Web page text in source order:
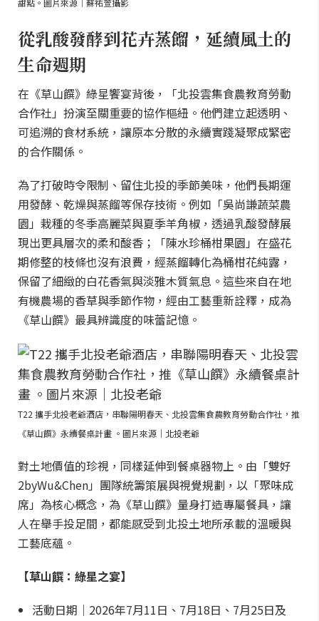
甜點。圖片來源｜蘇祐萱攝影
從乳酸發酵到花卉蒸餾，延續風土的
生命週期
在《草山饌》綠星饗宴背後，「北投雲集食農教育勞動
合作社」扮演至關重要的協作樞紐。他們建立起透明、
可追溯的食材系統，讓原本分散的永續實踐凝聚成緊密
的合作關係。
為了打破時令限制、留住北投的季節美味，他們長期運
用發酵、乾燥與蒸餾等保存技術。例如「吳尚謙蔬菜農
園」栽種的冬季高麗菜與夏季羊角椒，透過乳酸發酵展
現出更具層次的柔和酸香；「陳水珍桶柑果園」在盛花
期修整的枝條也沒有浪費，經蒸餾轉化為桶柑花純露，
保留了細緻的白花香氣與淡雅木質氣息。這些來自在地
有機農場的香草與季節作物，經由工藝重新詮釋，成為
《草山饌》最具辨識度的味蕾記憶。
T22 攜手北投老爺酒店，串聯陽明春天、北投雲集食農教育勞動合作社，推
《草山饌》永續餐桌計畫 。圖片來源｜北投老爺
對土地價值的珍視，同樣延伸到餐桌器物上。由「雙好
2byWu&Chen」團隊統籌策展與視覺規劃，以「聚味成
席」為核心概念，為《草山饌》量身打造專屬餐具，讓
人在舉手投足間，都能感受到北投土地所承載的溫暖與
工藝底蘊。
【草山饌：綠星之宴】
活動日期｜2026年7月11日、7月18日、7月25日及